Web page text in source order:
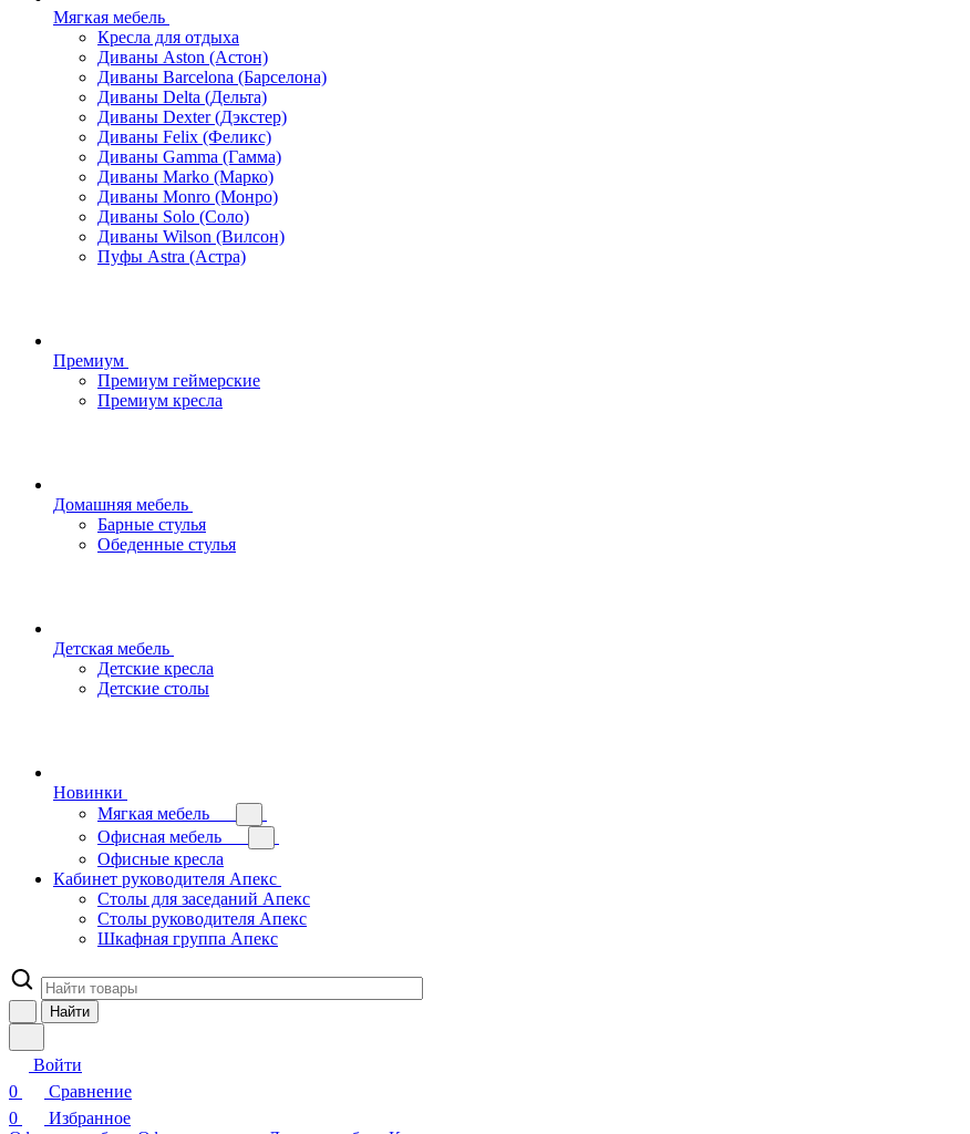
Мягкая мебель
Кресла для отдыха
Диваны Aston (Астон)
Диваны Barcelona (Барселона)
Диваны Delta (Дельта)
Диваны Dexter (Дэкстер)
Диваны Felix (Феликс)
Диваны Gamma (Гамма)
Диваны Marko (Марко)
Диваны Monro (Монро)
Диваны Solo (Соло)
Диваны Wilson (Вилсон)
Пуфы Astra (Астра)
Премиум
Премиум геймерские
Премиум кресла
Домашняя мебель
Барные стулья
Обеденные стулья
Детская мебель
Детские кресла
Детские столы
Новинки
Мягкая мебель
Офисная мебель
Офисные кресла
Кабинет руководителя Апекс
Столы для заседаний Апекс
Столы руководителя Апекс
Шкафная группа Апекс
Найти
Войти
0
Сравнение
0
Избранное